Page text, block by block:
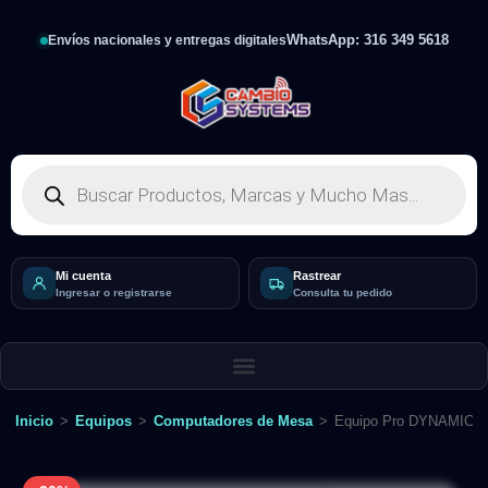
Envíos nacionales y entregas digitalesWhatsApp: 316 349 5618
Mi cuenta
Ingresar o registrarse
Rastrear
Consulta tu pedido
Inicio > Equipos > Computadores de Mesa > Equipo Pro DYNAMIC-